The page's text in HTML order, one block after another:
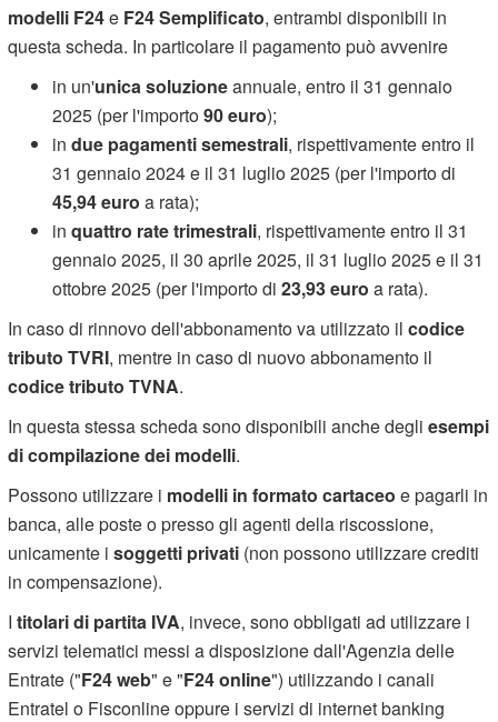
modelli F24e F24 Semplificato, entrambi disponibili in
questa scheda. In particolare il pagamento può avvenire
in un'unica soluzioneannuale, entro il 31 gennaio
2025 (per l'importo90 euro);
indue pagamenti semestrali, rispettivamente entro il
31 gennaio 2024 e il 31 luglio 2025 (per l'importo di
45,94 euro a rata);
inquattro rate trimestrali, rispettivamente entro il 31
gennaio 2025, il 30 aprile 2025, il 31 luglio 2025 e il 31
ottobre 2025 (per l'importo di23,93 euro a rata).
In caso di rinnovo dell'abbonamento va utilizzato ilcodice
tributo TVRI, mentre in caso di nuovo abbonamento il
codice tributo TVNA.
In questa stessa scheda sono disponibili anche degliesempi
di compilazione dei modelli.
Possono utilizzare i modelli in formato cartaceo e pagarli in
banca, alle poste o presso gli agenti della riscossione,
unicamente isoggetti privati (non possono utilizzare crediti
in compensazione).
Ititolari di partita IVA, invece, sono obbligati ad utilizzare i
servizi telematici messi a disposizione dall'Agenzia delle
Entrate ("F24 web" e "F24 online") utilizzando i canali
Entratel o Fisconline oppure i servizi di internet banking